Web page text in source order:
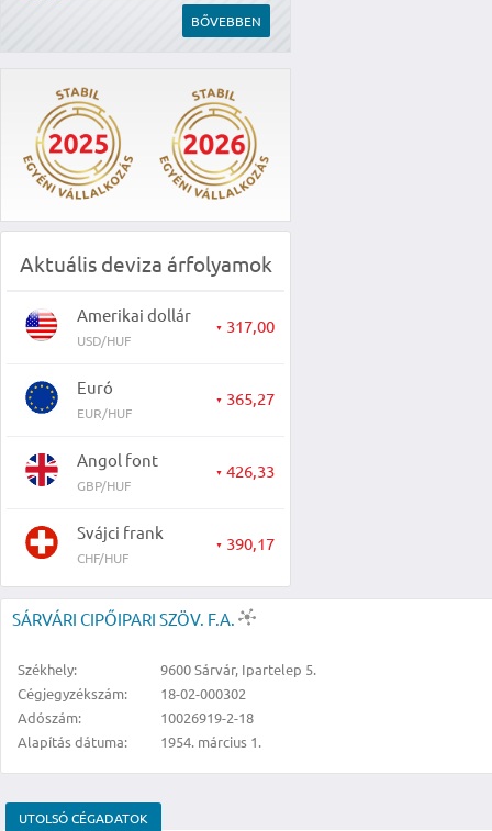
BŐVEBBEN
Aktuális deviza árfolyamok
Amerikai dollár
USD/HUF
▼ 317,00
Euró
EUR/HUF
▼ 365,27
Angol font
GBP/HUF
▼ 426,33
Svájci frank
CHF/HUF
▼ 390,17
SÁRVÁRI CIPŐIPARI SZÖV. F.A.
Székhely:
9600 Sárvár, Ipartelep 5.
Cégjegyzékszám:
18-02-000302
Adószám:
10026919-2-18
Alapítás dátuma:
1954. március 1.
UTOLSÓ CÉGADATOK